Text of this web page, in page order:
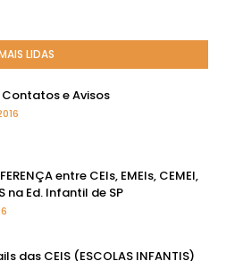
LIDAS
Contatos e Avisos
entre CEIs, EMEIs, CEMEI,
na Ed. Infantil de SP
das CEIS (ESCOLAS INFANTIS)